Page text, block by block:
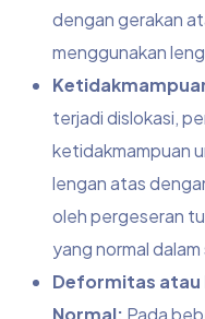
dengan gerakan
menggunakan
terjadi dislokasi,
ketidakmampuan
lengan atas
oleh pergeseran
yang normal
Deformitas atau
Normal: Pada